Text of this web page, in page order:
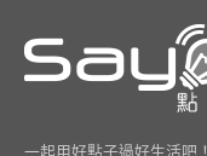
一起用好點子過好生活吧！